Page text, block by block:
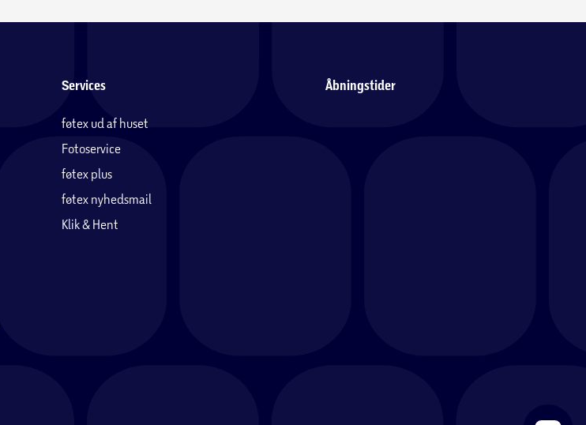
Services
føtex ud af huset
Fotoservice
føtex plus
føtex nyhedsmail
Klik & Hent
Åbningstider